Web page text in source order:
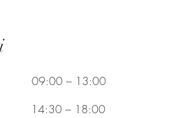
09:00 – 13:00
14:30 – 18:00